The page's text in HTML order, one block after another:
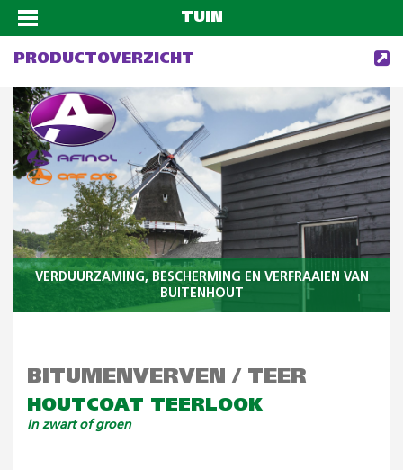
TUIN
PRODUCTOVERZICHT
VERDUURZAMING, BESCHERMING EN VERFRAAIEN VAN
BUITENHOUT
BITUMENVERVEN / TEER
HOUTCOAT TEERLOOK
In zwart of groen